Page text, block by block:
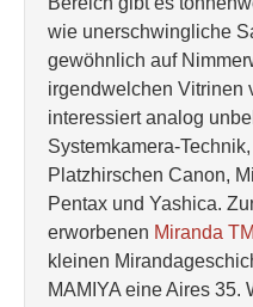
wie unerschwingliche
gewöhnlich auf
irgendwelchen Vitrinen
interessiert analog
Systemkamera-
Platzhirschen Canon,
Pentax und Yashica.
erworbenen Miranda TM
kleinen
MAMIYA eine Aires 35.